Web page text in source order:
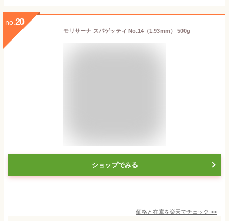
no. 20
モリサーナ スパゲッティ No.14（1.93mm） 500g
ショップでみる
価格と在庫を楽天でチェック >>